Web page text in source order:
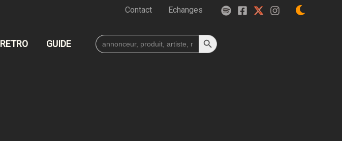
Contact Echanges
RETRO GUIDE
Search
for:
Search Button